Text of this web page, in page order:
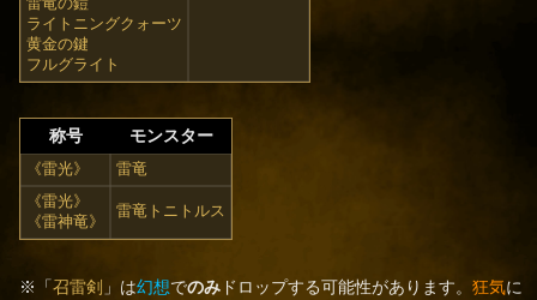
ライトニングクォーツ
黄金の鍵
フルグライト
称号 モンスター
《雷光》
雷竜
《雷光》
《雷神竜》
雷竜トニトルス
※「召雷剣 」は幻想でのみ ドロップする可能性があります。狂気に